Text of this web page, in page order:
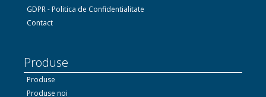
GDPR - Politica de Confidentialitate
Contact
Produse
Produse
Produse noi